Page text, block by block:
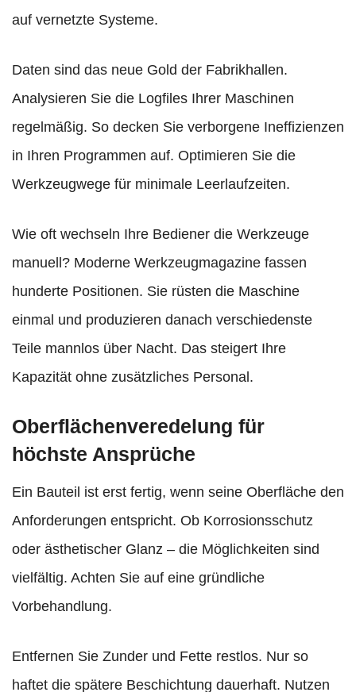
auf vernetzte Systeme.
Daten sind das neue Gold der Fabrikhallen.
Analysieren Sie die Logfiles Ihrer Maschinen
regelmäßig. So decken Sie verborgene Ineffizienzen
in Ihren Programmen auf. Optimieren Sie die
Werkzeugwege für minimale Leerlaufzeiten.
Wie oft wechseln Ihre Bediener die Werkzeuge
manuell? Moderne Werkzeugmagazine fassen
hunderte Positionen. Sie rüsten die Maschine
einmal und produzieren danach verschiedenste
Teile mannlos über Nacht. Das steigert Ihre
Kapazität ohne zusätzliches Personal.
Oberflächenveredelung für
höchste Ansprüche
Ein Bauteil ist erst fertig, wenn seine Oberfläche den
Anforderungen entspricht. Ob Korrosionsschutz
oder ästhetischer Glanz – die Möglichkeiten sind
vielfältig. Achten Sie auf eine gründliche
Vorbehandlung.
Entfernen Sie Zunder und Fette restlos. Nur so
haftet die spätere Beschichtung dauerhaft. Nutzen